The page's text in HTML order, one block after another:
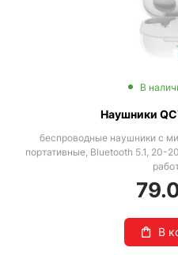
В
Наушники
беспроводные наушники с
портативные, Bluetooth 5.1, 20-
В